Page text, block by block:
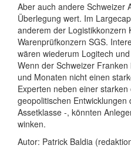
Aber auch andere Schweizer
Überlegung wert. Im
anderem der Logistikkonzern
Warenprüfkonzern SGS.
wären wiederum Logitech
Wenn der Schweizer
und Monaten nicht einen
Experten neben einer
geopolitischen
Assetklasse -, könnten
winken.
Autor: Patrick Baldia